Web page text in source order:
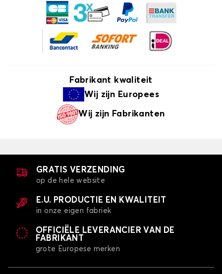
Fabrikant kwaliteit
Wij zijn Europees
Wij zijn Fabrikanten
GRATIS VERZENDING
op de hele website
E.U. PRODUCTIE EN KWALITEIT
in onze eigen fabriek
OFFICIËLE LEVERANCIER VAN DE
FABRIKANT
grote Europese merken